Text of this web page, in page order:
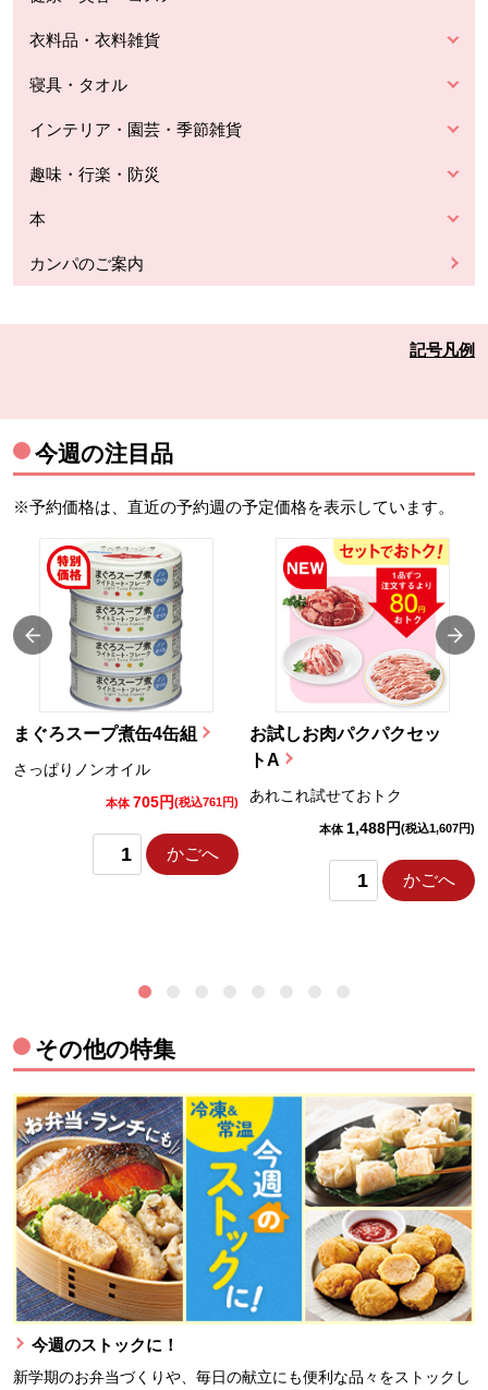
衣料品・衣料雑貨
寝具・タオル
インテリア・園芸・季節雑貨
趣味・行楽・防災
本
カンパのご案内
記号凡例
今週の注目品
※予約価格は、直近の予約週の予定価格を表示しています。
まぐろスープ煮缶4缶組
さっぱりノンオイル
本体 705円(税込761円)
かごへ
お試しお肉パクパクセッ
トA
あれこれ試せておトク
本体 1,488円(税込1,607円)
かごへ
その他の特集
今週のストックに！
新学期のお弁当づくりや、毎日の献立にも便利な品々をストックし